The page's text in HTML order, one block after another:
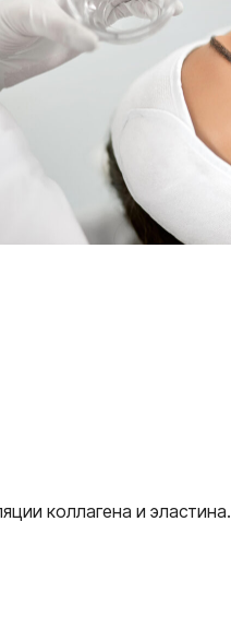
коллагена и эластина.